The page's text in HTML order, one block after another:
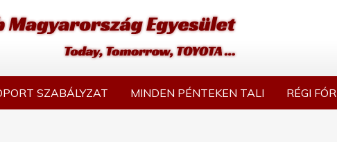
SZABÁLYZAT MINDEN PÉNTEKEN TALI RÉGI